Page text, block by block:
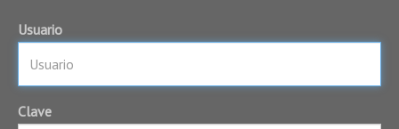
Usuario
Clave